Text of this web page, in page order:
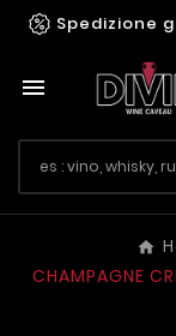
Spedizione

CHAMPAGNE